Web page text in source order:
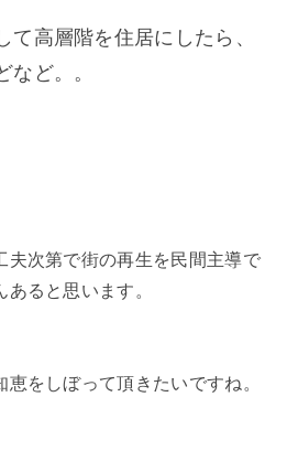
て高層階を住居にしたら、
など。。
夫次第で街の再生を民間主導で
ると思います。
をしぼって頂きたいですね。